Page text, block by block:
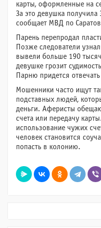
карты, оформленные на
За это девушка
сообщает МВД по
Парень перепродал
Позже следователи
вывели больше 190
девушке грозит
Парню придется
Мошенники часто ищут
подставных людей,
деньги. Аферисты
счета или передачу
использование чужих
человек становится
попасть в колонию.